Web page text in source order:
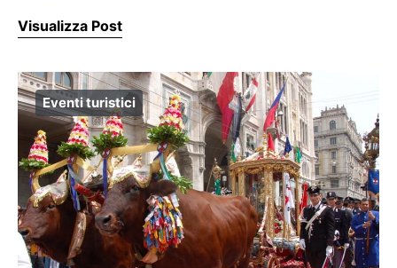
Visualizza Post
Eventi turistici